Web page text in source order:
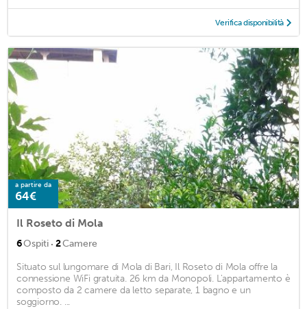
Verifica disponibilità
a partire da
64€
Il Roseto di Mola
6Ospiti · 2Camere
Situato sul lungomare di Mola di Bari, Il Roseto di Mola offre la
connessione WiFi gratuita. 26 km da Monopoli. L'appartamento è
composto da 2 camere da letto separate, 1 bagno e un
soggiorno. ...